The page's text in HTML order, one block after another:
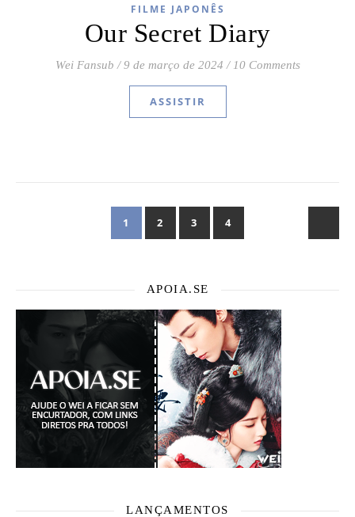
FILME JAPONÊS
Our Secret Diary
Wei Fansub / 9 de março de 2024 / 10 Comments
ASSISTIR
1 2 3 4
APOIA.SE
LANÇAMENTOS